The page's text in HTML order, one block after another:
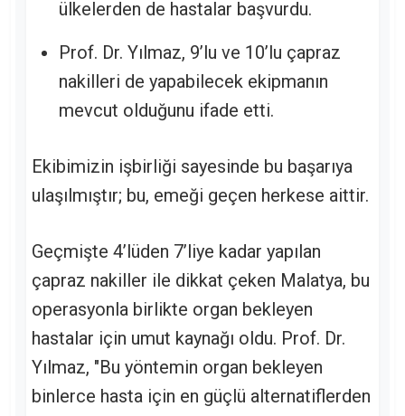
ülkelerden de hastalar başvurdu.
Prof. Dr. Yılmaz, 9’lu ve 10’lu çapraz
nakilleri de yapabilecek ekipmanın
mevcut olduğunu ifade etti.
Ekibimizin işbirliği sayesinde bu başarıya
ulaşılmıştır; bu, emeği geçen herkese aittir.
Geçmişte 4’lüden 7’liye kadar yapılan
çapraz nakiller ile dikkat çeken Malatya, bu
operasyonla birlikte organ bekleyen
hastalar için umut kaynağı oldu. Prof. Dr.
Yılmaz, "Bu yöntemin organ bekleyen
binlerce hasta için en güçlü alternatiflerden